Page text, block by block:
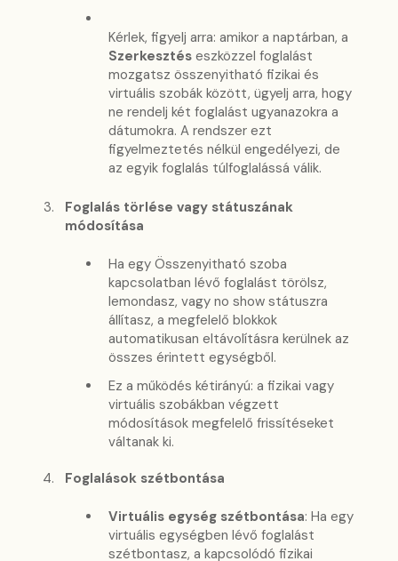
Kérlek, figyelj arra: amikor a naptárban, a
Szerkesztés eszközzel foglalást
mozgatsz összenyitható fizikai és
virtuális szobák között, ügyelj arra, hogy
ne rendelj két foglalást ugyanazokra a
dátumokra. A rendszer ezt
figyelmeztetés nélkül engedélyezi, de
az egyik foglalás túlfoglalássá válik.
Foglalás törlése vagy státuszának
módosítása
Ha egy Összenyitható szoba
kapcsolatban lévő foglalást törölsz,
lemondasz, vagy no show státuszra
állítasz, a megfelelő blokkok
automatikusan eltávolításra kerülnek az
összes érintett egységből.
Ez a működés kétirányú: a fizikai vagy
virtuális szobákban végzett
módosítások megfelelő frissítéseket
váltanak ki.
Foglalások szétbontása
Virtuális egység szétbontása: Ha egy
virtuális egységben lévő foglalást
szétbontasz, a kapcsolódó fizikai